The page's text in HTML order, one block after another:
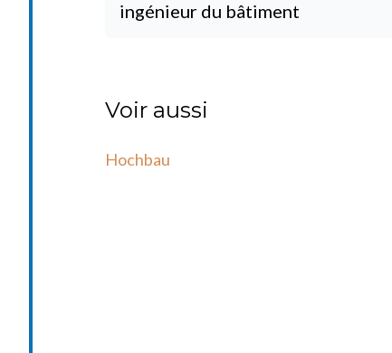
ingénieur du bâtiment
Voir aussi
Hochbau